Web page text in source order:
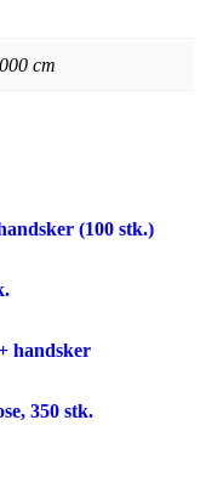
cm
(100 stk.)
handsker
350 stk.